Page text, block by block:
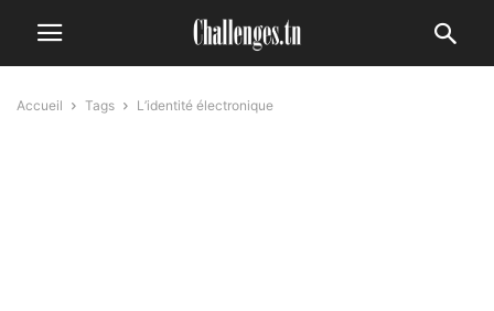
Accueil Tags L’identité électronique